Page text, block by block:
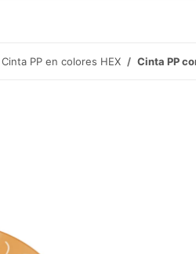
Cinta PP en colores HEX Cinta PP